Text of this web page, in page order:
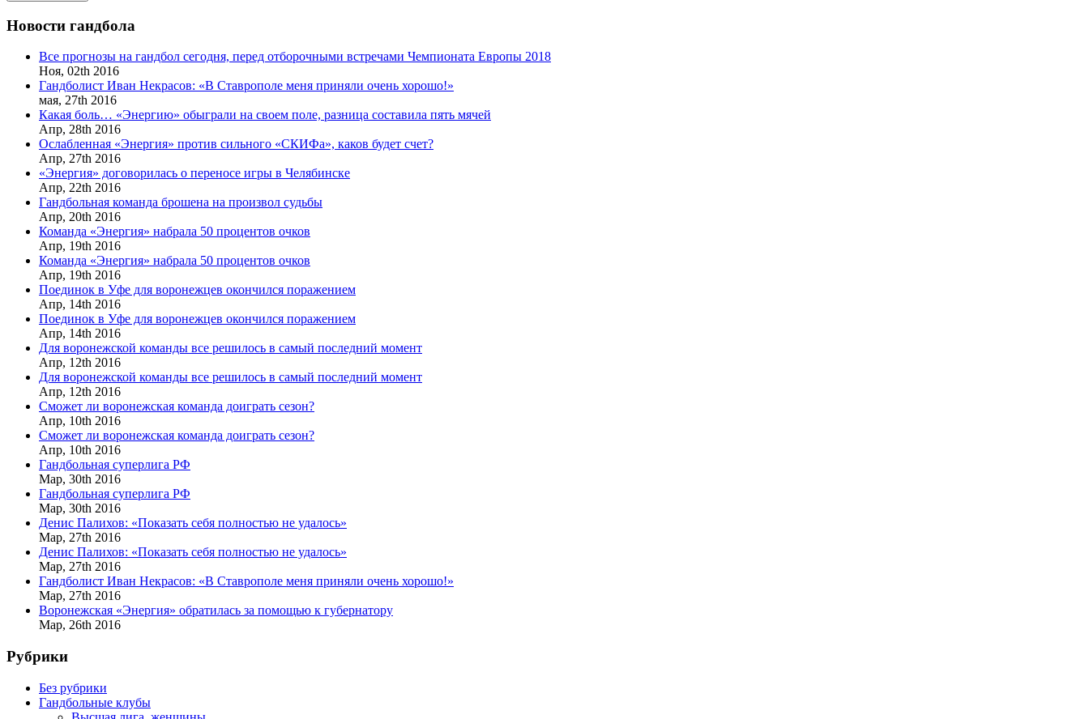
Новости гандбола
Все прогнозы на гандбол сегодня, перед отборочными встречами Чемпионата Европы 2018
Ноя, 02th 2016
Гандболист Иван Некрасов: «В Ставрополе меня приняли очень хорошо!»
мая, 27th 2016
Какая боль… «Энергию» обыграли на своем поле, разница составила пять мячей
Апр, 28th 2016
Ослабленная «Энергия» против сильного «СКИФа», каков будет счет?
Апр, 27th 2016
«Энергия» договорилась о переносе игры в Челябинске
Апр, 22th 2016
Гандбольная команда брошена на произвол судьбы
Апр, 20th 2016
Команда «Энергия» набрала 50 процентов очков
Апр, 19th 2016
Команда «Энергия» набрала 50 процентов очков
Апр, 19th 2016
Поединок в Уфе для воронежцев окончился поражением
Апр, 14th 2016
Поединок в Уфе для воронежцев окончился поражением
Апр, 14th 2016
Для воронежской команды все решилось в самый последний момент
Апр, 12th 2016
Для воронежской команды все решилось в самый последний момент
Апр, 12th 2016
Сможет ли воронежская команда доиграть сезон?
Апр, 10th 2016
Сможет ли воронежская команда доиграть сезон?
Апр, 10th 2016
Гандбольная суперлига РФ
Мар, 30th 2016
Гандбольная суперлига РФ
Мар, 30th 2016
Денис Палихов: «Показать себя полностью не удалось»
Мар, 27th 2016
Денис Палихов: «Показать себя полностью не удалось»
Мар, 27th 2016
Гандболист Иван Некрасов: «В Ставрополе меня приняли очень хорошо!»
Мар, 27th 2016
Воронежская «Энергия» обратилась за помощью к губернатору
Мар, 26th 2016
Рубрики
Без рубрики
Гандбольные клубы